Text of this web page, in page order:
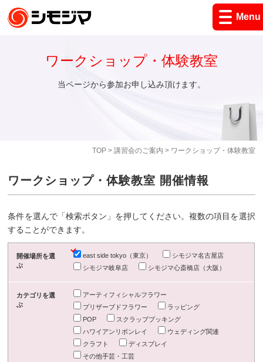
Menu
TOP> 講習会のご案内 > ワークショップ・体験教室
ワークショップ・体験教室
当ページから参加お申し込み頂けます。
ワークショップ・体験教室 開催情報
条件を選んで「検索ボタン」を押してください。複数の項目を選択
することができます。
開催場所を選
ぶ
east side tokyo（東京）
シモジマ名古屋店
シモジマ岐阜店
シモジマ心斎橋店（大阪）
カテゴリを選
ぶ
アーティフィシャルフラワー
プリザーブドフラワー
ラッピング
POP
スクラップブッキング
ハワイアンリボンレイ
ウェディング関連
クラフト
ディスプレイ
その他手芸・工芸